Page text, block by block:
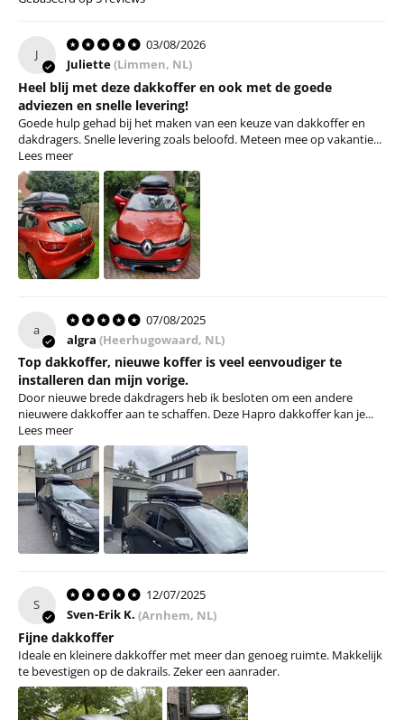
Montage eigenschappen
Maximale breedte dakdragers (MM)
95
Minimale afstand tussen dragervoeten (CM)
92
Maximale afstand tussen dakdragers (CM)
81.5
Minimale afstand tussen dakdragers (CM)
Gereedschapsloze bevestiging
Veiligheid
TÜV Goedgekeurd
ISO 11154 gecertificeerd
City crash test-gecertificeerd
Aanbevolen maximale snelheid
130 km/h
J
03/08/2026
Juliette(Limmen, NL)
Heel blij met deze dakkoffer en ook met de goede
adviezen en snelle levering!
Goede hulp gehad bij het maken van een keuze van dakkoffer en
dakdragers. Snelle levering zoals beloofd. Meteen mee op vakantie...
Lees meer
a
07/08/2025
algra (Heerhugowaard, NL)
Top dakkoffer, nieuwe koffer is veel eenvoudiger te
installeren dan mijn vorige.
Door nieuwe brede dakdragers heb ik besloten om een andere
nieuwere dakkoffer aan te schaffen. Deze Hapro dakkoffer kan je...
Lees meer
S
12/07/2025
Sven-Erik K. (Arnhem, NL)
Fijne dakkoffer
Ideale en kleinere dakkoffer met meer dan genoeg ruimte. Makkelijk
te bevestigen op de dakrails. Zeker een aanrader.